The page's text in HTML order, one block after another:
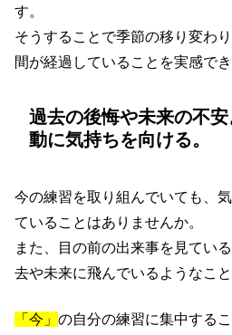
す。
そうすることで季節の移り変わ
間が経過していることを実感でき
過去の後悔や未来の不
動に気持ちを向ける。
今の練習を取り組んでいても、
ていることはありませんか。
また、目の前の出来事を見てい
去や未来に飛んでいるようなこと
「今」 の自分の練習に集中する